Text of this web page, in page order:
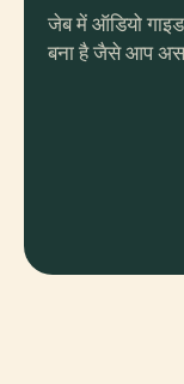
जेब में ऑडियो
बना है जैसे आप